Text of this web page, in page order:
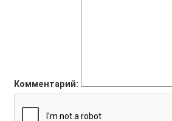
Комментарий: